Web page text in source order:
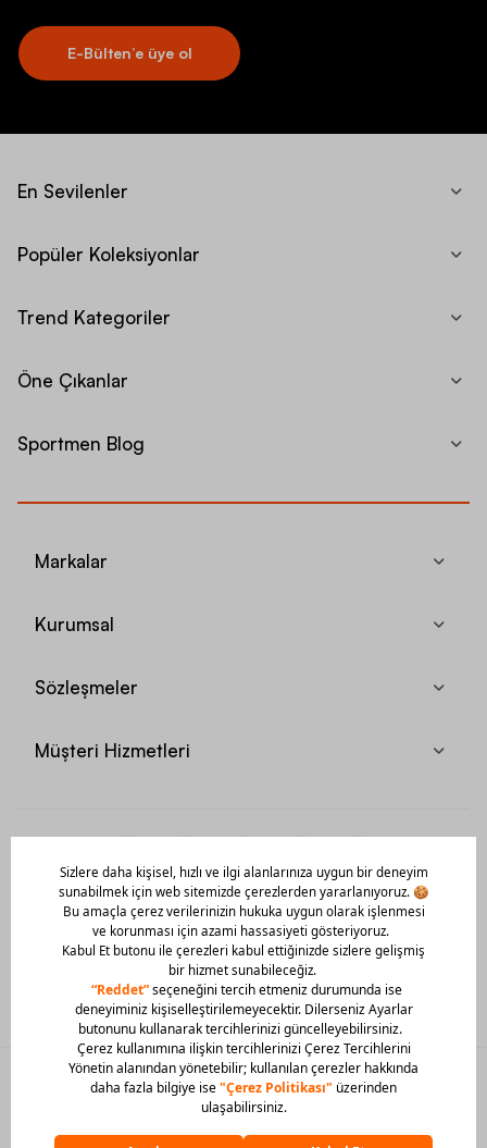
E-Bülten’e üye ol
En Sevilenler
Popüler Koleksiyonlar
Trend Kategoriler
Öne Çıkanlar
Sportmen Blog
Markalar
Kurumsal
Sözleşmeler
Müşteri Hizmetleri
Mobil Uygulamamızı Hemen İndir!